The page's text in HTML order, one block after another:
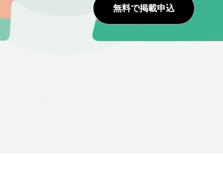
無料で掲載申込